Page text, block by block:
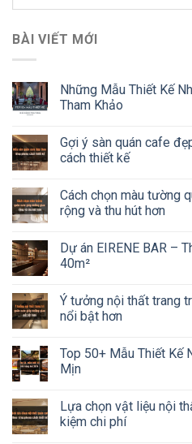
BÀI VIẾT MỚI
Những Mẫu Thiết Kế
Tham Khảo
Gợi ý sàn quán cafe
cách thiết kế
Cách chọn màu tường
rộng và thu hút hơn
Dự án EIRENE BAR –
40m²
Ý tưởng nội thất trang
nổi bật hơn
Top 50+ Mẫu Thiết Kế
Mịn
Lựa chọn vật liệu nội
kiệm chi phí